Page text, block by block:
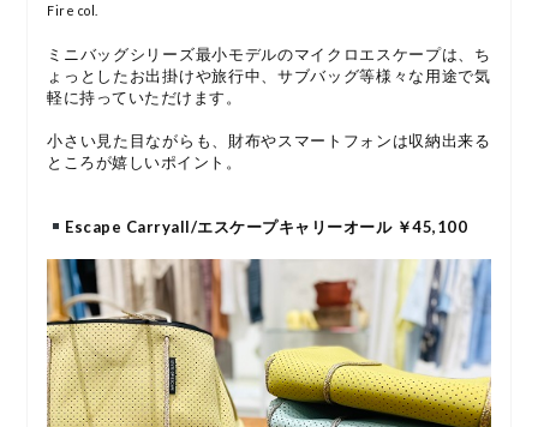
Fire col.
ミニバッグシリーズ最小モデルのマイクロエスケープは、ち
ょっとしたお出掛けや旅行中、サブバッグ等様々な用途で気
軽に持っていただけます。
小さい見た目ながらも、財布やスマートフォンは収納出来る
ところが嬉しいポイント。
Escape Carryall/エスケープキャリーオール ￥45,100